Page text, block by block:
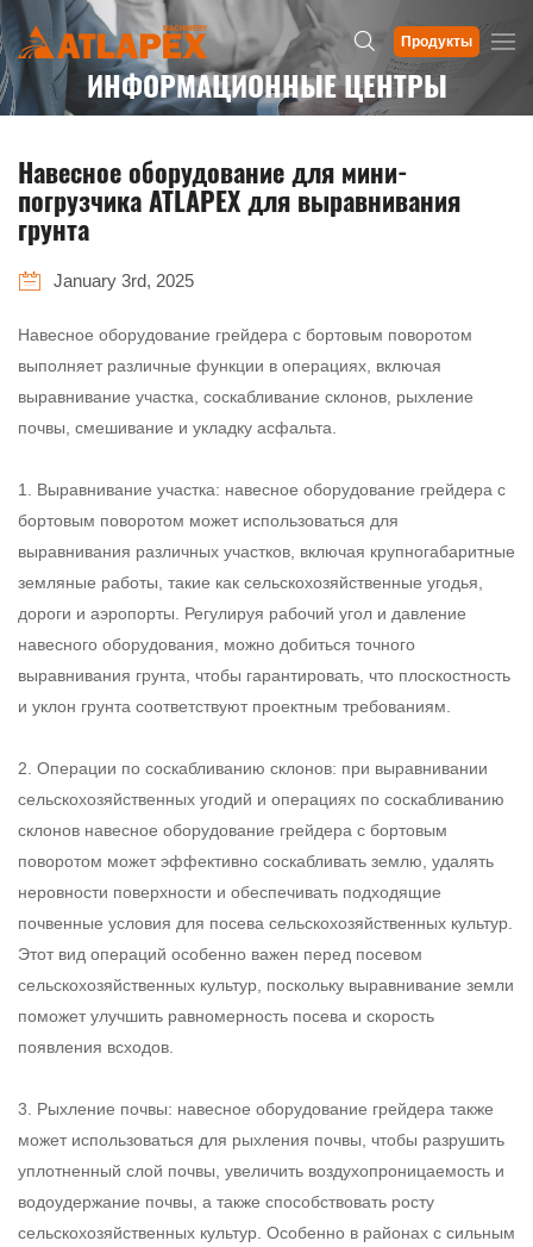
Продукты
ИНФОРМАЦИОННЫЕ ЦЕНТРЫ
Навесное оборудование для мини-
погрузчика ATLAPEX для выравнивания
грунта
January 3rd, 2025
Навесное оборудование грейдера с бортовым поворотом
выполняет различные функции в операциях, включая
выравнивание участка, соскабливание склонов, рыхление
почвы, смешивание и укладку асфальта.
‌1. Выравнивание участка‌: навесное оборудование грейдера с
бортовым поворотом может использоваться для
выравнивания различных участков, включая крупногабаритные
земляные работы, такие как сельскохозяйственные угодья,
дороги и аэропорты. Регулируя рабочий угол и давление
навесного оборудования, можно добиться точного
выравнивания грунта, чтобы гарантировать, что плоскостность
и уклон грунта соответствуют проектным требованиям.
‌2. Операции по соскабливанию склонов‌: при выравнивании
сельскохозяйственных угодий и операциях по соскабливанию
склонов навесное оборудование грейдера с бортовым
поворотом может эффективно соскабливать землю, удалять
неровности поверхности и обеспечивать подходящие
почвенные условия для посева сельскохозяйственных культур.
Этот вид операций особенно важен перед посевом
сельскохозяйственных культур, поскольку выравнивание земли
поможет улучшить равномерность посева и скорость
появления всходов.
‌3. Рыхление почвы: навесное оборудование грейдера также
может использоваться для рыхления почвы, чтобы разрушить
уплотненный слой почвы, увеличить воздухопроницаемость и
водоудержание почвы, а также способствовать росту
сельскохозяйственных культур. Особенно в районах с сильным